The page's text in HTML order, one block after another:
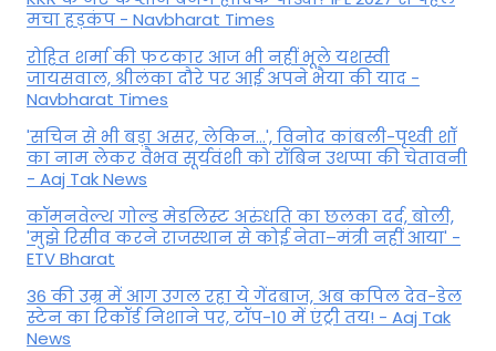
मचा हड़कंप - Navbharat Times
रोहित शर्मा की फटकार आज भी नहीं भूले यशस्वी
जायसवाल, श्रीलंका दौरे पर आई अपने भैया की याद -
Navbharat Times
'सचिन से भी बड़ा असर, लेकिन...', व‍िनोद कांबली-पृथ्वी शॉ
का नाम लेकर वैभव सूर्यवंशी को रॉबिन उथप्पा की चेतावनी
- Aaj Tak News
कॉमनवेल्थ गोल्ड मे​डलिस्ट अरुंधति का छलका दर्द, बोली,
'मुझे रिसीव करने राजस्थान से कोई नेता–मंत्री नहीं आया' -
ETV Bharat
36 की उम्र में आग उगल रहा ये गेंदबाज, अब कपिल देव-डेल
स्टेन का रिकॉर्ड निशाने पर, टॉप-10 में एंट्री तय! - Aaj Tak
News